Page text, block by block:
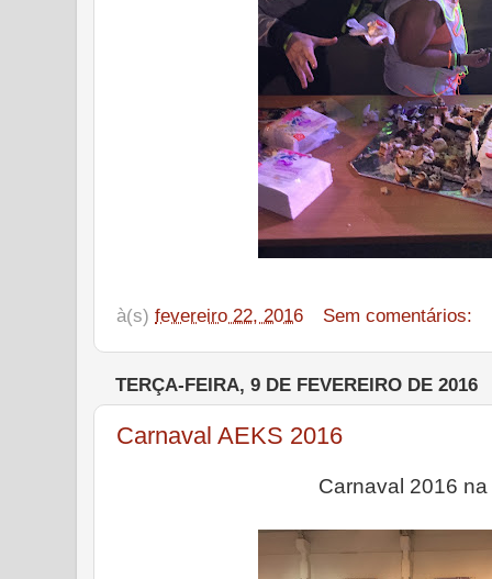
à(s) fevereiro 22, 2016 Sem comentários:
TERÇA-FEIRA, 9 DE FEVEREIRO DE 2016
Carnaval AEKS 2016
Carnaval 2016 na